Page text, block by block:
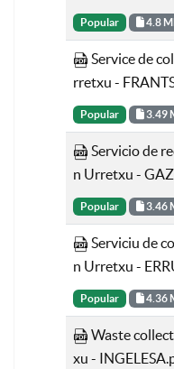
Popular 4.8
Service de
rretxu -
Popular 3.49
Servicio de
n Urretxu -
Popular 3.46
Serviciu de
n Urretxu -
Popular 4.36
Waste
xu -